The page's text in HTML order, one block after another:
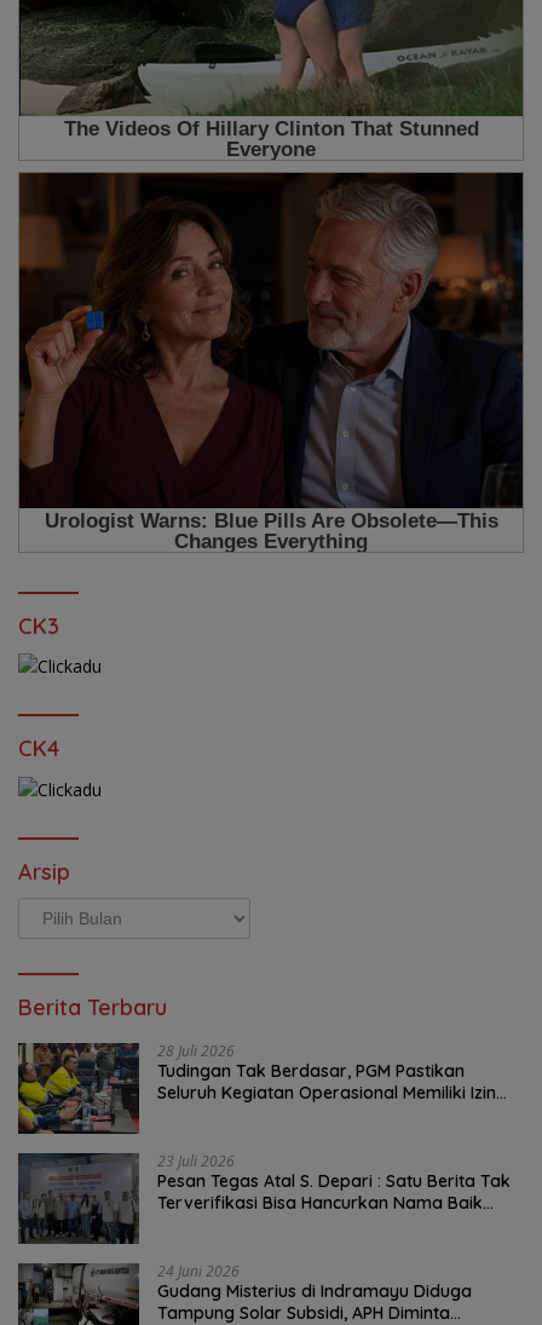
CK3
CK4
Arsip
Arsip
Berita Terbaru
28 Juli 2026
Tudingan Tak Berdasar, PGM Pastikan
Seluruh Kegiatan Operasional Memiliki Izin
23 Juli 2026
Pesan Tegas Atal S. Depari : Satu Berita Tak
Terverifikasi Bisa Hancurkan Nama Baik
24 Juni 2026
Gudang Misterius di Indramayu Diduga
Tampung Solar Subsidi, APH Diminta